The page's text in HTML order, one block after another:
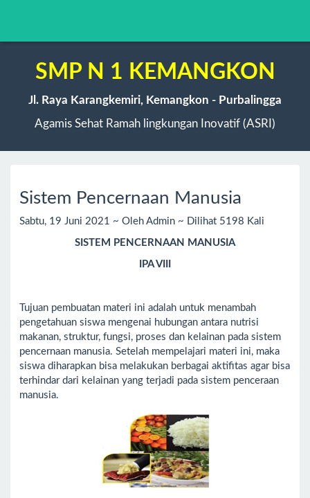
SMP N 1 KEMANGKON
Jl. Raya Karangkemiri, Kemangkon - Purbalingga
Agamis Sehat Ramah lingkungan Inovatif (ASRI)
Sistem Pencernaan Manusia
Sabtu, 19 Juni 2021 ~ Oleh Admin ~ Dilihat 5198 Kali
SISTEM PENCERNAAN MANUSIA
IPA VIII
Tujuan pembuatan materi ini adalah untuk menambah
pengetahuan siswa mengenai hubungan antara nutrisi
makanan, struktur, fungsi, proses dan kelainan pada sistem
pencernaan manusia. Setelah mempelajari materi ini, maka
siswa diharapkan bisa melakukan berbagai aktifitas agar bisa
terhindar dari kelainan yang terjadi pada sistem penceraan
manusia.